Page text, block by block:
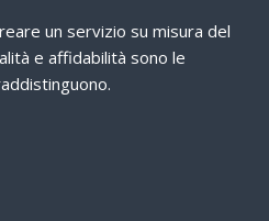
un servizio su misura del
e affidabilità sono le